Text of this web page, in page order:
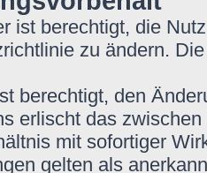
ist berechtigt, die
zu ändern.
berechtigt, den
erlischt das
mit sofortiger
gelten als